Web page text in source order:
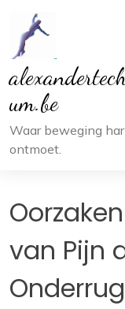
inhoud
um.be
Waar beweging
ontmoet.
van Pijn
Onderrug